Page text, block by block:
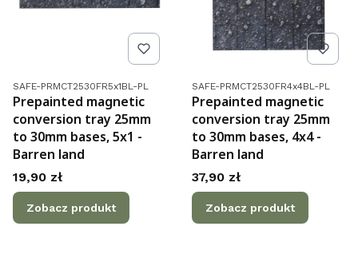
Kod produktu
SAFE-PRMCT2530FR5x1BL-PL
Prepainted magnetic
conversion tray 25mm
to 30mm bases, 5x1 -
Barren land
Cena
19,90 zł
Zobacz produkt
Kod produktu
SAFE-PRMCT2530FR4x4BL-PL
Prepainted magnetic
conversion tray 25mm
to 30mm bases, 4x4 -
Barren land
Cena
37,90 zł
Zobacz produkt